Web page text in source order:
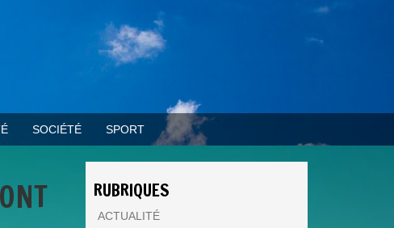
SOCIÉTÉ SPORT
RUBRIQUES
ACTUALITÉ